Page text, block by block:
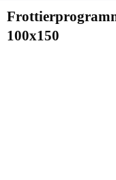
100x150